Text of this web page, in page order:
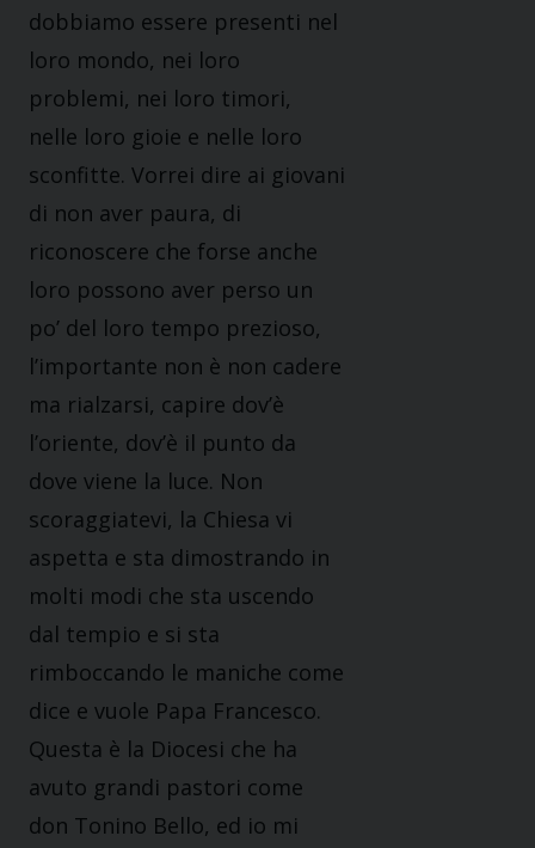
dobbiamo essere presenti nel
loro mondo, nei loro
problemi, nei loro timori,
nelle loro gioie e nelle loro
sconfitte. Vorrei dire ai giovani
di non aver paura, di
riconoscere che forse anche
loro possono aver perso un
po’ del loro tempo prezioso,
l’importante non è non cadere
ma rialzarsi, capire dov’è
l’oriente, dov’è il punto da
dove viene la luce. Non
scoraggiatevi, la Chiesa vi
aspetta e sta dimostrando in
molti modi che sta uscendo
dal tempio e si sta
rimboccando le maniche come
dice e vuole Papa Francesco.
Questa è la Diocesi che ha
avuto grandi pastori come
don Tonino Bello, ed io mi